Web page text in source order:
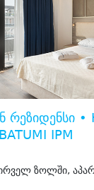
რეზიდენსი •
IPM
ზოლში,